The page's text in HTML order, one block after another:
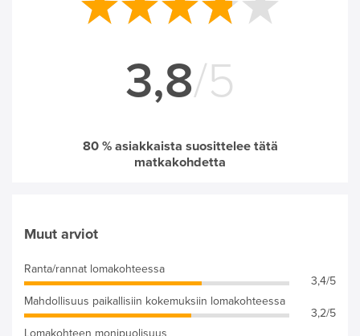
3,8/5
80% asiakkaista suosittelee tätä
matkakohdetta
Muut arviot
Ranta/rannat lomakohteessa
3,4/5
Mahdollisuus paikallisiin kokemuksiin lomakohteessa
3,2/5
Lomakohteen monipuolisuus